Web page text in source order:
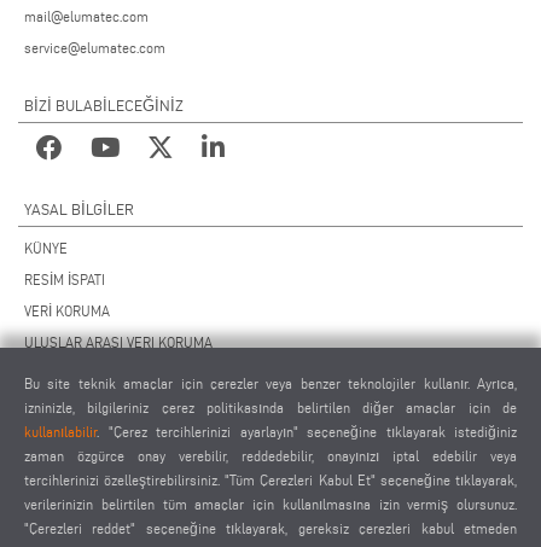
mail@elumatec.com
service@elumatec.com
BİZİ BULABİLECEĞİNİZ
YASAL BILGILER
KÜNYE
RESİM İSPATI
VERİ KORUMA
ULUSLAR ARASI VERI KORUMA
UZAKTAN BAKIM SÖZLEŞMESİ
ÇEREZ AYARLARI
TEDARİKÇİLER DAVRANIŞ KURALLARI
Bu site teknik amaçlar için çerezler veya benzer teknolojiler kullanır. Ayrıca,
izninizle, bilgileriniz çerez politikasında belirtilen diğer amaçlar için de
kullanılabilir. "Çerez tercihlerinizi ayarlayın" seçeneğine tıklayarak istediğiniz
zaman özgürce onay verebilir, reddedebilir, onayınızı iptal edebilir veya
tercihlerinizi özelleştirebilirsiniz. "Tüm Çerezleri Kabul Et" seçeneğine tıklayarak,
verilerinizin belirtilen tüm amaçlar için kullanılmasına izin vermiş olursunuz.
"Çerezleri reddet" seçeneğine tıklayarak, gereksiz çerezleri kabul etmeden